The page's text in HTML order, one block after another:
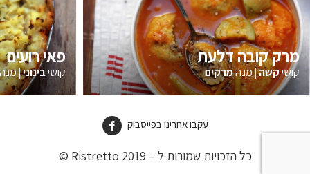
מרק קובה דלעת
קושיקשה|מנהמרקים
פאי רועים
קושיבינוני|
עקבו אחרינו בפייסבוק
כל הזכויות שמורות ל – Ristretto 2019 ©